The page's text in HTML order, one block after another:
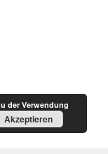
der Verwendung
Akzeptieren